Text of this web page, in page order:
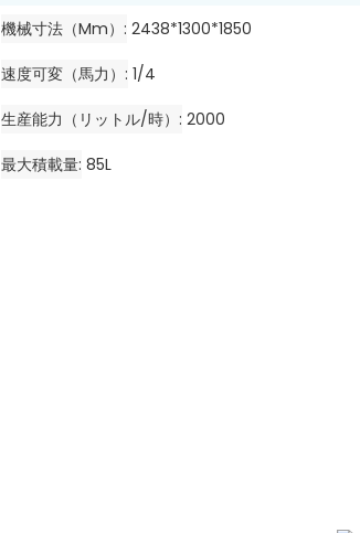
機械寸法（mm） 2438*1300*1850
速度可変（馬力） 1/4
生産能力（リットル/時） 2000
最大積載量 85L